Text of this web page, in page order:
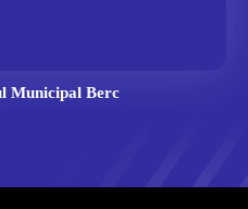
Municipal Berc